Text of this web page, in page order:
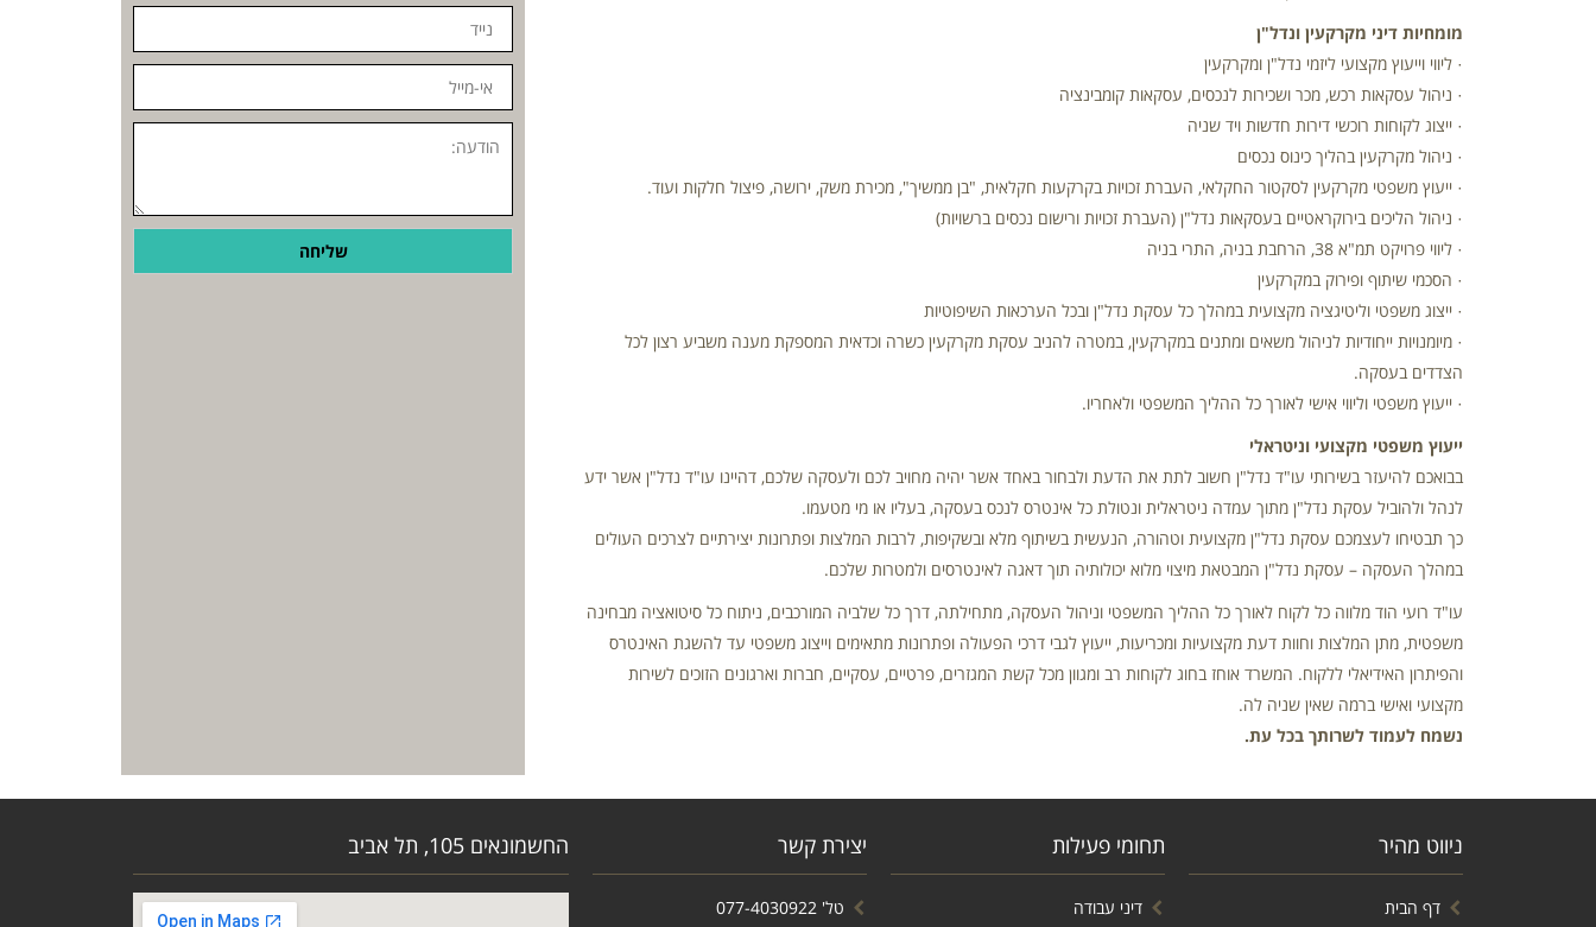
מומחיות דיני מקרקעין ונדל"ן
· ליווי וייעוץ מקצועי ליזמי נדל"ן ומקרקעין
· ניהול עסקאות רכש, מכר ושכירות לנכסים, עסקאות קומבינציה
· ייצוג לקוחות רוכשי דירות חדשות ויד שניה
· ניהול מקרקעין בהליך כינוס נכסים
· ייעוץ משפטי מקרקעין לסקטור החקלאי, העברת זכויות בקרקעות חקלאית, "בן ממשיך", מכירת משק, ירושה, פיצול חלקות ועוד.
· ניהול הליכים בירוקראטיים בעסקאות נדל"ן (העברת זכויות ורישום נכסים ברשויות)
· ליווי פרויקט תמ"א 38, הרחבת בניה, התרי בניה
· הסכמי שיתוף ופירוק במקרקעין
· ייצוג משפטי וליטיגציה מקצועית במהלך כל עסקת נדל"ן ובכל הערכאות השיפוטיות
· מיומנויות ייחודיות לניהול משאים ומתנים במקרקעין, במטרה להניב עסקת מקרקעין כשרה וכדאית המספקת מענה משביע רצון לכל
הצדדים בעסקה.
· ייעוץ משפטי וליווי אישי לאורך כל ההליך המשפטי ולאחריו.
ייעוץ משפטי מקצועי וניטראלי
בבואכם להיעזר בשירותי עו"ד נדל"ן חשוב לתת את הדעת ולבחור באחד אשר יהיה מחויב לכם ולעסקה שלכם, דהיינו עו"ד נדל"ן אשר ידע
לנהל ולהוביל עסקת נדל"ן מתוך עמדה ניטראלית ונטולת כל אינטרס לנכס בעסקה, בעליו או מי מטעמו.
כך תבטיחו לעצמכם עסקת נדל"ן מקצועית וטהורה, הנעשית בשיתוף מלא ובשקיפות, לרבות המלצות ופתרונות יצירתיים לצרכים העולים
במהלך העסקה – עסקת נדל"ן המבטאת מיצוי מלוא יכולותיה תוך דאגה לאינטרסים ולמטרות שלכם.
עו"ד רועי הוד מלווה כל לקוח לאורך כל ההליך המשפטי וניהול העסקה, מתחילתה, דרך כל שלביה המורכבים, ניתוח כל סיטואציה מבחינה
משפטית, מתן המלצות וחוות דעת מקצועיות ומכריעות, ייעוץ לגבי דרכי הפעולה ופתרונות מתאימים וייצוג משפטי עד להשגת האינטרס
והפיתרון האידיאלי ללקוח. המשרד אוחז בחוג לקוחות רב ומגוון מכל קשת המגזרים, פרטיים, עסקיים, חברות וארגונים הזוכים לשירות
מקצועי ואישי ברמה שאין שניה לה.
נשמח לעמוד לשרותך בכל עת.
נייד
אי-מייל
הודעה:
שליחה
ניווט מהיר
דף הבית
תחומי פעילות
דיני עבודה
יצירת קשר
טל' 077-4030922
החשמונאים 105, תל אביב